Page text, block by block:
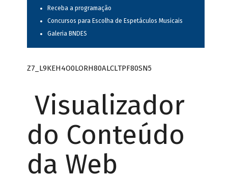
Receba a programação
Concursos para Escolha de Espetáculos Musicais
Galeria BNDES
Z7_L9KEH4O0LORH80ALCLTPF80SN5
Visualizador
do Conteúdo
da Web